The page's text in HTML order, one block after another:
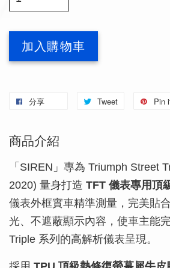
加入購物車
分享 Tweet Pin
商品介紹
「SIREN」專為 Triumph Street
2020) 量身打造 TFT 儀表專用頂
儀表外框實車精準測量，完美貼
光、不遮蔽顯示內容，使車主能
Triple 系列的高解析儀表呈現。